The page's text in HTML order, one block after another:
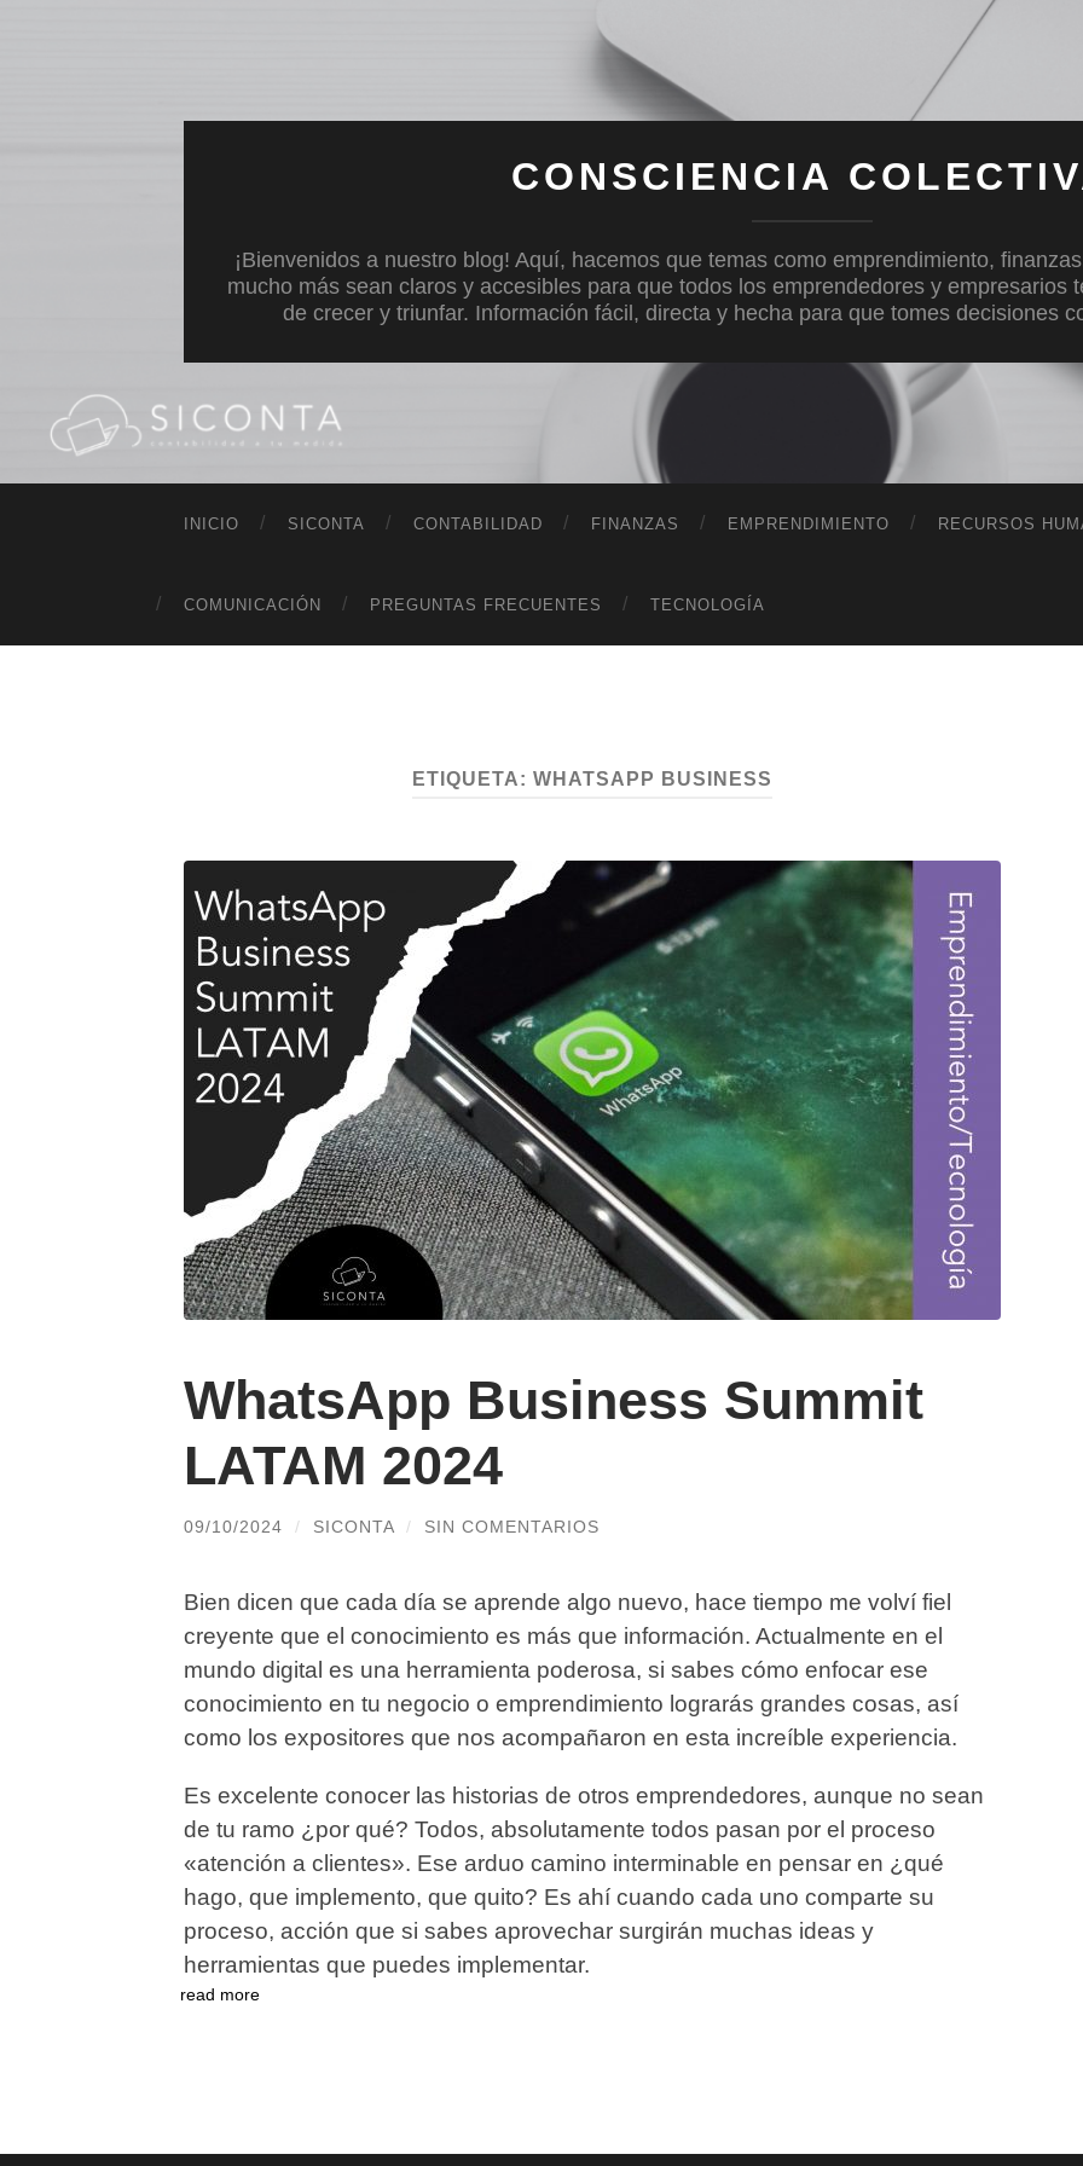
CONSCIENCIA
¡Bienvenidos a nuestro blog! Aquí, hacemos que temas como emprendimiento,
mucho más sean claros y accesibles para que todos los emprendedores y empresarios
de crecer y triunfar. Información fácil, directa y hecha para que tomes decisiones
INICIO SICONTA CONTABILIDAD FINANZAS EMPRENDIMIENTO RECURSOS
COMUNICACIÓN PREGUNTAS FRECUENTES TECNOLOGÍA
ETIQUETA: WHATSAPP BUSINESS
WhatsApp Business Summit
LATAM 2024
09/10/2024 / SICONTA / SIN COMENTARIOS
Bien dicen que cada día se aprende algo nuevo, hace tiempo me volví fiel
creyente que el conocimiento es más que información. Actualmente en el
mundo digital es una herramienta poderosa, si sabes cómo enfocar ese
conocimiento en tu negocio o emprendimiento lograrás grandes cosas, así
como los expositores que nos acompañaron en esta increíble experiencia.
Es excelente conocer las historias de otros emprendedores, aunque no sean
de tu ramo ¿por qué? Todos, absolutamente todos pasan por el proceso
«atención a clientes». Ese arduo camino interminable en pensar en ¿qué
hago, que implemento, que quito? Es ahí cuando cada uno comparte su
proceso, acción que si sabes aprovechar surgirán muchas ideas y
herramientas que puedes implementar.
read more